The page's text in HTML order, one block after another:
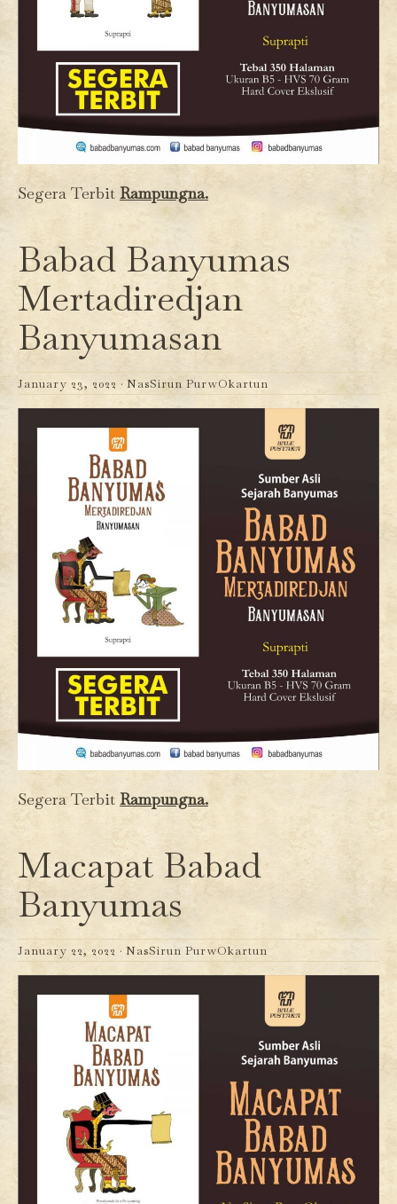
Segera Terbit Rampungna.
Babad Banyumas
Mertadiredjan
Banyumasan
January 23, 2022 · NasSirun PurwOkartun
Segera Terbit Rampungna.
Macapat Babad
Banyumas
January 22, 2022 · NasSirun PurwOkartun